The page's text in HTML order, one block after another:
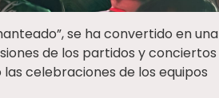
se ha convertido en una
de los partidos y conciertos
celebraciones de los equipos